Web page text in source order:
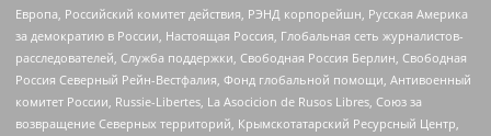
Европа, Российский комитет действия, РЭНД корпорейшн, Русская Америка
за демократию в России, Настоящая Россия, Глобальная сеть журналистов-
расследователей, Служба поддержки, Свободная Россия Берлин, Свободная
Россия Северный Рейн-Вестфалия, Фонд глобальной помощи, Антивоенный
комитет России, Russie-Libertes, La Asocicion de Rusos Libres, Союз за
возвращение Северных территорий, Крымскотатарский Ресурсный Центр,